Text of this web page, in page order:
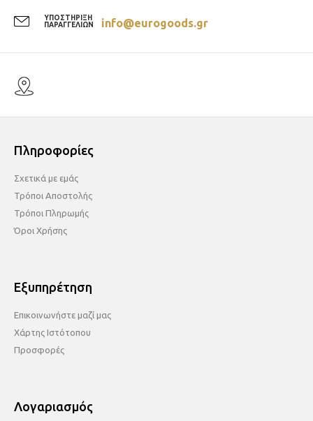
ΥΠΟΣΤΗΡΙΞΗ
ΠΑΡΑΓΓΕΛΙΩΝ
info@eurogoods.gr
Πληροφορίες
Σχετικά με εμάς
Τρόποι Αποστολής
Τρόποι Πληρωμής
Όροι Χρήσης
Εξυπηρέτηση
Επικοινωνήστε μαζί μας
Χάρτης Ιστότοπου
Προσφορές
Λογαριασμός